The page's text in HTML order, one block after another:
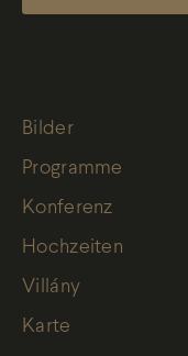
Bilder
Programme
Konferenz
Hochzeiten
Villány
Karte